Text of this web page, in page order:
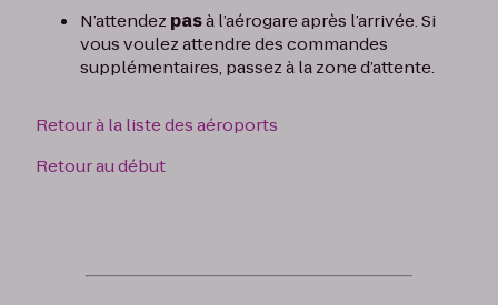
N’attendez pasà l’aérogare après l’arrivée. Si
vous voulez attendre des commandes
supplémentaires, passez à la zone d’attente.
Retour à la liste des aéroports
Retour au début